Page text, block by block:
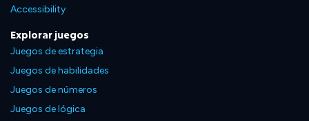
Accessibility
Explorar juegos
Juegos de estrategia
Juegos de habilidades
Juegos de números
Juegos de lógica